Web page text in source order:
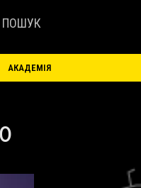
ПОШУК
АКАДЕМІЯ